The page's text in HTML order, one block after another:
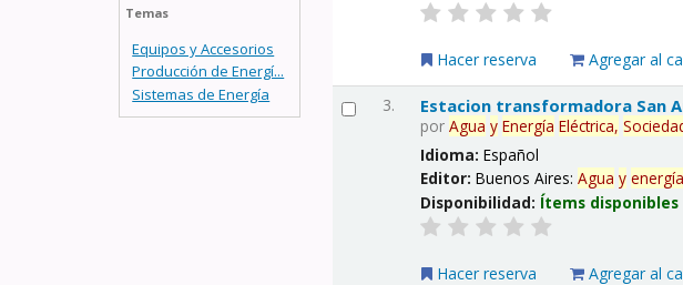
Temas
Equipos y Accesorios
Producción de Energí...
Sistemas de Energía
Hacer reserva Agregar al
3. Estacion transformadora San
porAgua y Energía Eléctrica,
Idioma:Español
Editor:Buenos Aires:Agua y energía
Disponibilidad: Ítems
Hacer reserva Agregar al